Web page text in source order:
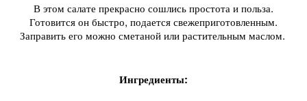
В этом салате прекрасно сошлись простота и польза.
Готовится он быстро, подается свежеприготовленным.
Заправить его можно сметаной или растительным маслом.
Ингредиенты: